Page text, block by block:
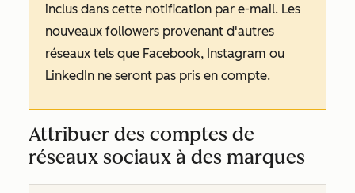
inclus dans cette notification par e-mail. Les
nouveaux followers provenant d'autres
réseaux tels que Facebook, Instagram ou
LinkedIn ne seront pas pris en compte.
Attribuer des comptes de
réseaux sociaux à des marques